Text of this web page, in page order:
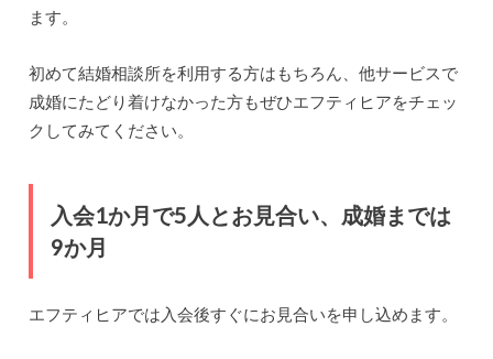
ます。
初めて結婚相談所を利用する方はもちろん、他サービスで
成婚にたどり着けなかった方もぜひエフティヒアをチェッ
クしてみてください。
入会1か月で5人とお見合い、成婚までは
9か月
エフティヒアでは入会後すぐにお見合いを申し込めます。